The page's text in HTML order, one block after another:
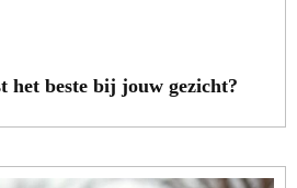
het beste bij jouw gezicht?